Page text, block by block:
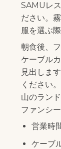
SAMUレ
ださい。
服を選ぶ
朝食後、
ケーブル
見出しま
ください
山のラン
ファンシ
営業時
ケーブ